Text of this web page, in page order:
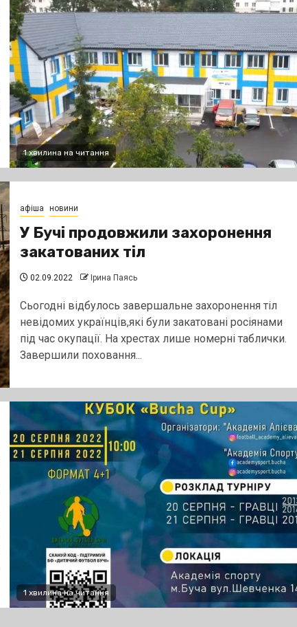
1 хвилина на читання
афіша новини
У Бучі продовжили захоронення
закатованих тіл
02.09.2022 Ірина Паясь
Сьогодні відбулось завершальне захоронення тіл
невідомих українців,які були закатовані росіянами
під час окупації. На хрестах лише номерні таблички.
Завершили поховання...
1 хвилина на читання